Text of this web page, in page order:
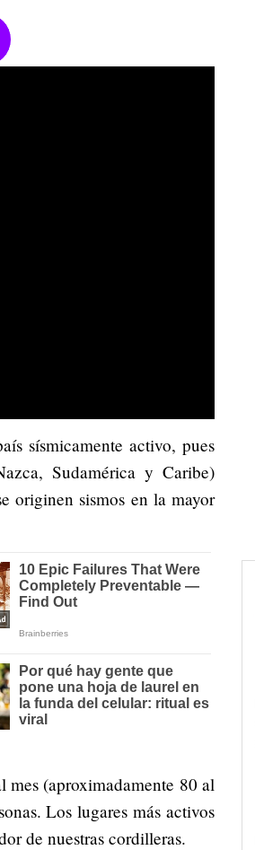
sísmicamente activo, pues
Sudamérica y Caribe)
originen sismos en la mayor
mes (aproximadamente 80 al
Los lugares más activos
de nuestras cordilleras.